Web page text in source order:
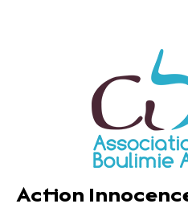
Action